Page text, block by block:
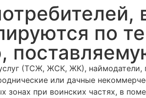
по
(ТСЖ, ЖСК, ЖК),
или дачные
зонах при воинских частях, в